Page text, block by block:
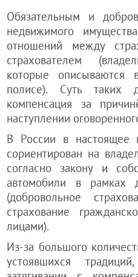
Обязательным и
недвижимого
отношений между
страхователем
которые описываются
полисе). Суть таких
компенсация за
наступлении
В России в настоящее
сориентирован на
согласно закону и
автомобили в
(добровольное
страхование
лицами).
Из-за большого
устоявшихся